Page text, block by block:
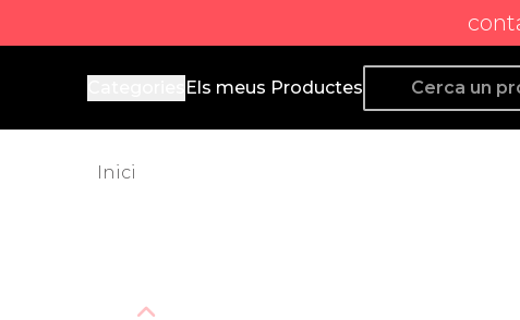
Producto de Aquí
Els meus Productes
Inici